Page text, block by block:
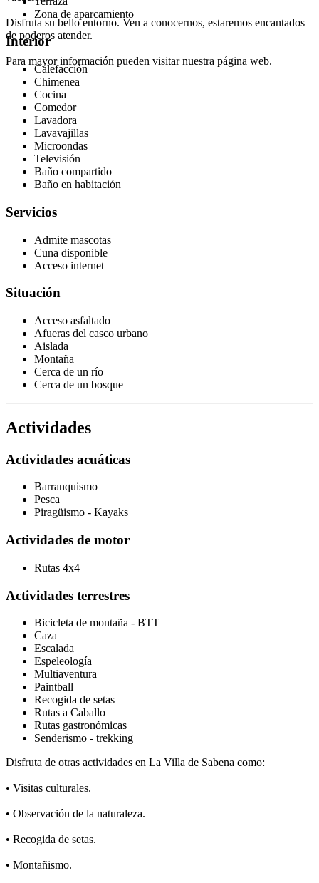
Disfruta su bello entorno. Ven a conocernos, estaremos encantados
de poderos atender.
Para mayor información pueden visitar nuestra página web.
Zona de aparcamiento
Interior
Calefacción
Chimenea
Cocina
Comedor
Lavadora
Lavavajillas
Microondas
Televisión
Baño compartido
Baño en habitación
Servicios
Admite mascotas
Cuna disponible
Acceso internet
Situación
Acceso asfaltado
Afueras del casco urbano
Aislada
Montaña
Cerca de un río
Cerca de un bosque
Actividades
Actividades acuáticas
Barranquismo
Pesca
Piragüismo - Kayaks
Actividades de motor
Rutas 4x4
Actividades terrestres
Bicicleta de montaña - BTT
Caza
Escalada
Espeleología
Multiaventura
Paintball
Recogida de setas
Rutas a Caballo
Rutas gastronómicas
Senderismo - trekking
Disfruta de otras actividades en La Villa de Sabena como:
• Visitas culturales.
• Observación de la naturaleza.
• Recogida de setas.
• Montañismo.